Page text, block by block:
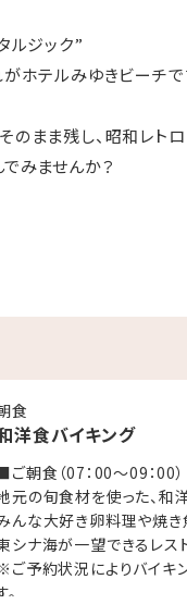
ルジック”
ホテルみゆきビーチで
まま残し、昭和レト
みませんか？
」にカラフルなドリン
ク10枚入りプレゼント
けません。貸出のみです
食
洋食バイキング
ご朝食（07：00～09：00）
元の旬食材を使った、和
んな大好き卵料理や焼き
シナ海が一望できるレス
ご予約状況によりバイキ
。